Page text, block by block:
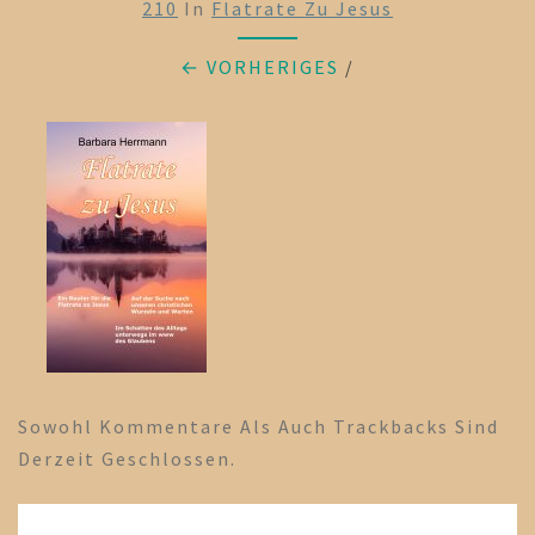
210 In Flatrate Zu Jesus
← VORHERIGES /
Sowohl Kommentare Als Auch Trackbacks Sind
Derzeit Geschlossen.